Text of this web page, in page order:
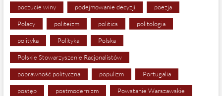
poczucie winy podejmowanie decyzji poezja
Polacy politeizm politics politologia
polityka Polityka Polska
Polskie Stowarzyszenie Racjonalistów
poprawność polityczna populizm Portugalia
postęp postmodernizm Powstanie Warszawskie